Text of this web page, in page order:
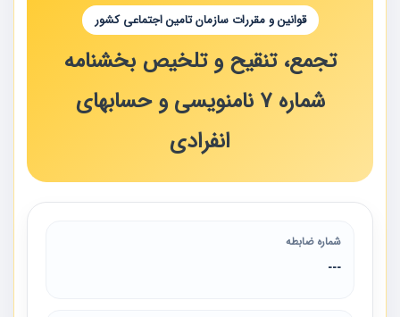
قوانین و مقررات سازمان تامین اجتماعی کشور
تجمع، تنقیح و تلخیص بخشنامه
شماره 7 نامنویسی و حسابهای
انفرادی
شماره ضابطه
---